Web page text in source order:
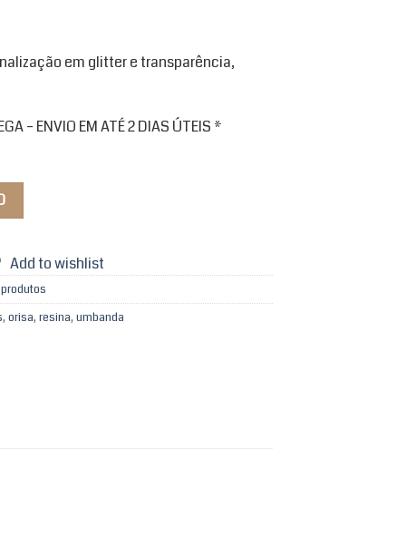
em glitter e transparência,
– ENVIO EM ATÉ 2 DIAS ÚTEIS *
Add to wishlist
, orisa, resina, umbanda